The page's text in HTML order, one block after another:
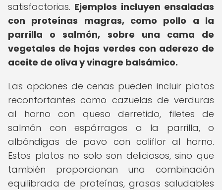
satisfactorias. Ejemplos incluyen ensaladas
con proteínas magras, como pollo a la
parrilla o salmón, sobre una cama de
vegetales de hojas verdes con aderezo de
aceite de oliva y vinagre balsámico.
Las opciones de cenas pueden incluir platos
reconfortantes como cazuelas de verduras
al horno con queso derretido, filetes de
salmón con espárragos a la parrilla, o
albóndigas de pavo con coliflor al horno.
Estos platos no solo son deliciosos, sino que
también proporcionan una combinación
equilibrada de proteínas, grasas saludables